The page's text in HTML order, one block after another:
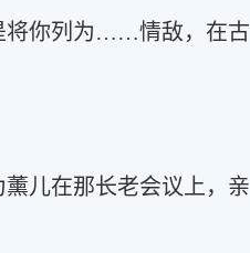
将你列为……情敌，在古
儿在那长老会议上，亲